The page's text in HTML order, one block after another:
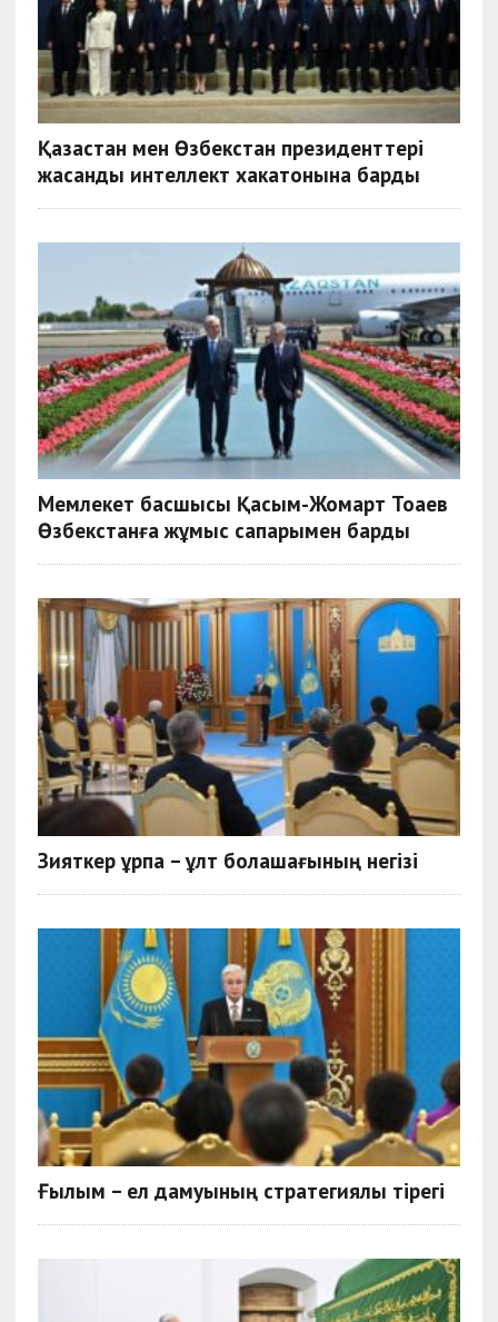
Қазақстан мен Өзбекстан президенттері
жасанды интеллект хакатонына барды
Мемлекет басшысы Қасым-Жомарт Тоқаев
Өзбекстанға жұмыс сапарымен барды
Зияткер ұрпақ – ұлт болашағының негізі
Ғылым – ел дамуының стратегиялық тірегі